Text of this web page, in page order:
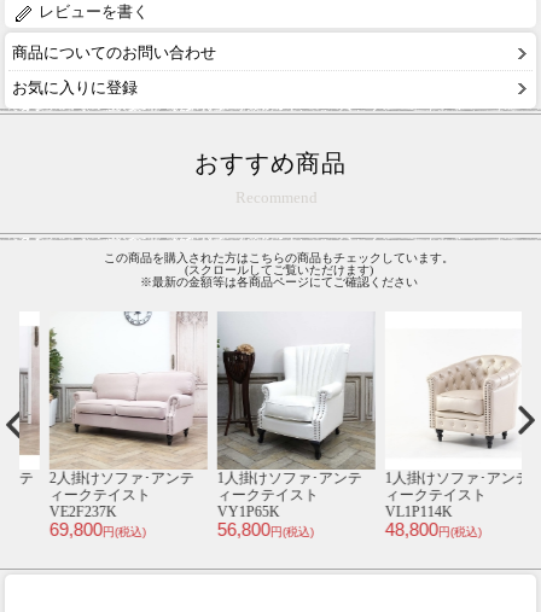
レビューを書く
商品についてのお問い合わせ
お気に入りに登録
おすすめ商品
Recommend
この商品を購入された方はこちらの商品もチェックしています。
(スクロールしてご覧いただけます)
※最新の金額等は各商品ページにてご確認ください
2人掛けソファ･アンテ
ィークテイスト
VE2F237K
69,800円(税込)
1人掛けソファ･アンテ
ィークテイスト
VY1P65K
56,800円(税込)
1人掛けソファ･アンテ
ィークテイスト
VL1P114K
48,800円(税込)